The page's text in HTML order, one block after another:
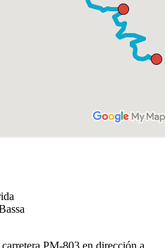
PM-803 en dirección a